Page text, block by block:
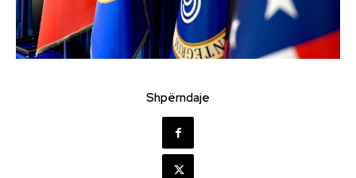
Shpërndaje